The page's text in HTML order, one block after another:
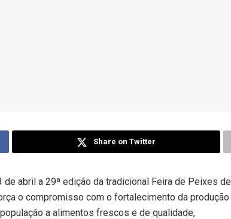
Share on Twitter
abril a 29ª edição da tradicional Feira de Peixes de
o compromisso com o fortalecimento da produção
a alimentos frescos e de qualidade,